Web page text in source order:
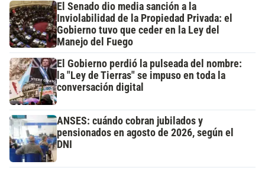
El Senado dio media sanción a la
Inviolabilidad de la Propiedad Privada: el
Gobierno tuvo que ceder en la Ley del
Manejo del Fuego
El Gobierno perdió la pulseada del nombre:
la "Ley de Tierras" se impuso en toda la
conversación digital
ANSES: cuándo cobran jubilados y
pensionados en agosto de 2026, según el
DNI